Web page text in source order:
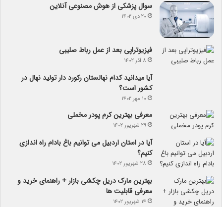
سوال پزشکی از هوش مصنوعی آنلاین
۲۰ دی ۱۴۰۲
فیزیوتراپی بعد از عمل رباط صلیبی
۸ آذر ۱۴۰۲
آیا می­دانید کدام نهالستان رکورد دار تولید نهال­ در
کشور است؟
۱۰ مهر ۱۴۰۲
معرفی بهترین کرم پودر مخملی
۲۹ شهریور ۱۴۰۲
آیا در استان اردبیل می توانیم باغ بادام راه اندازی
کنیم؟
۲۸ شهریور ۱۴۰۲
بهترین مارک دریل چکشی بازار + راهنمای خرید و
معرفی قابلیت ها
۱۴ شهریور ۱۴۰۲